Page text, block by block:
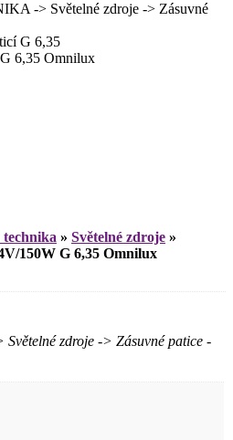
-> Světelné zdroje -> Zásuvné
G 6,35
6,35 Omnilux
technika » Světelné zdroje »
150W G 6,35 Omnilux
zdroje -> Zásuvné patice -